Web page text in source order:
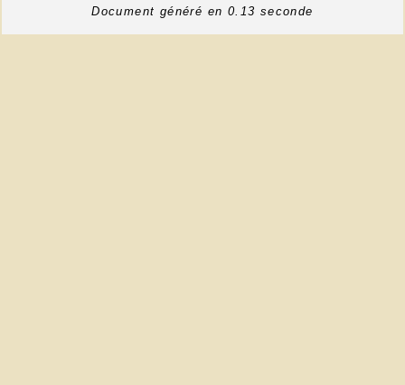
Document généré en 0.13 seconde